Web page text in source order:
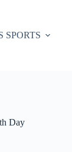
SPORTS
Day